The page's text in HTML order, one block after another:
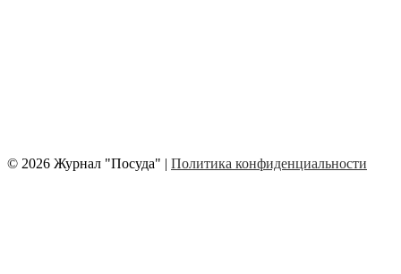
© 2026 Журнал "Посуда" | Политика конфиденциальности